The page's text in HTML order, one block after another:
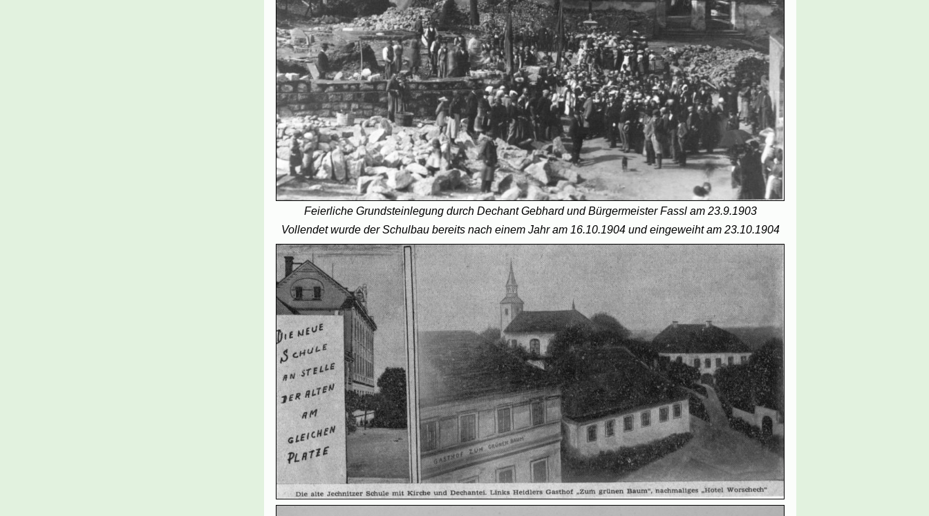
Feierliche Grundsteinlegung durch Dechant Gebhard und Bürgermeister Fassl am 23.9.1903
Vollendet wurde der Schulbau bereits nach einem Jahr am 16.10.1904 und eingeweiht am 23.10.1904